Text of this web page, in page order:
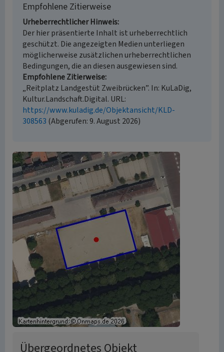
Empfohlene Zitierweise
Urheberrechtlicher Hinweis
Der hier präsentierte Inhalt ist urheberrechtlich
geschützt. Die angezeigten Medien unterliegen
möglicherweise zusätzlichen urheberrechtlichen
Bedingungen, die an diesen ausgewiesen sind.
Empfohlene Zitierweise
„Reitplatz Landgestüt Zweibrücken”. In: KuLaDig,
Kultur.Landschaft.Digital. URL:
https://www.kuladig.de/Objektansicht/KLD-
308563 (Abgerufen: 9. August 2026)
Übergeordnetes Objekt